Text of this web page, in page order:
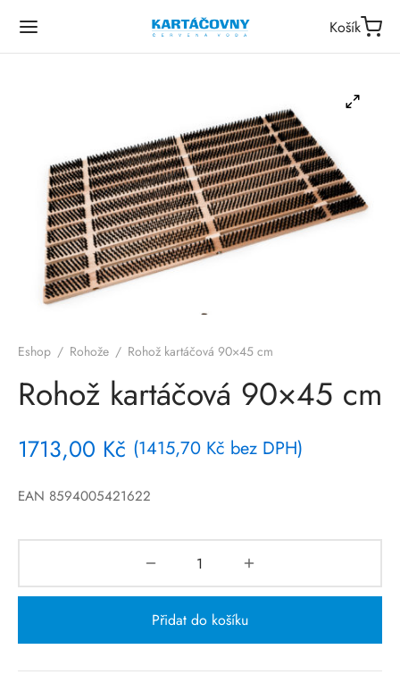
Košík
Eshop / Rohože / Rohož kartáčová 90×45 cm
Rohož kartáčová 90×45 cm
1713,00 Kč (1415,70 Kč bez DPH)
EAN 8594005421622
Přidat do košíku